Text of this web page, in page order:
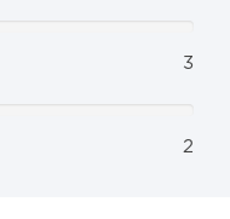
3
2